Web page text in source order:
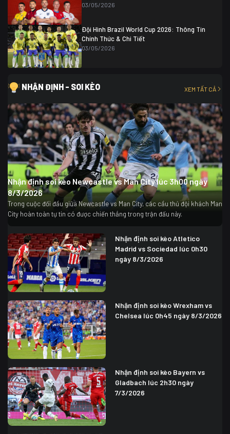
03/05/2026
Đội Hình Brazil World Cup 2026: Thông Tin
Chính Thức & Chi Tiết
03/05/2026
NHẬN ĐỊNH - SOI KÈO XEM TẤT CẢ
Nhận định soi kèo Newcastle vs Man City lúc 3h00 ngày
8/3/2026
Trong cuộc đối đầu giữa Newcastle vs Man City, các cầu thủ đội khách Man
City hoàn toàn tự tin có được chiến thắng trong trận đấu này.
Nhận định soi kèo Atletico
Madrid vs Sociedad lúc 0h30
ngày 8/3/2026
Nhận định soi kèo Wrexham vs
Chelsea lúc 0h45 ngày 8/3/2026
Nhận định soi kèo Bayern vs
Gladbach lúc 2h30 ngày
7/3/2026